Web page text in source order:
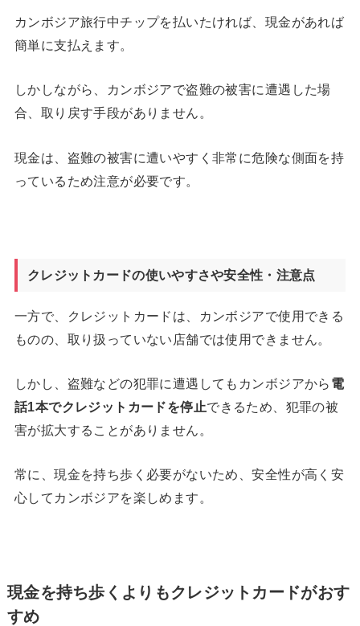
カンボジア旅行中チップを払いたければ、現金があれば
簡単に支払えます。
しかしながら、カンボジアで盗難の被害に遭遇した場
合、取り戻す手段がありません。
現金は、盗難の被害に遭いやすく非常に危険な側面を持
っているため注意が必要です。
クレジットカードの使いやすさや安全性・注意点
一方で、クレジットカードは、カンボジアで使用できる
ものの、取り扱っていない店舗では使用できません。
しかし、盗難などの犯罪に遭遇してもカンボジアから 電
話1本でクレジットカードを停止できるため、犯罪の被
害が拡大することがありません。
常に、現金を持ち歩く必要がないため、安全性が高く安
心してカンボジアを楽しめます。
現金を持ち歩くよりもクレジットカードがおす
すめ